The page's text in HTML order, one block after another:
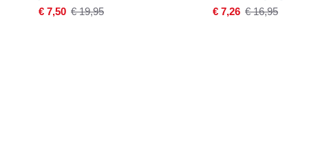
€ 7,50 € 19,95 € 7,26 € 16,95